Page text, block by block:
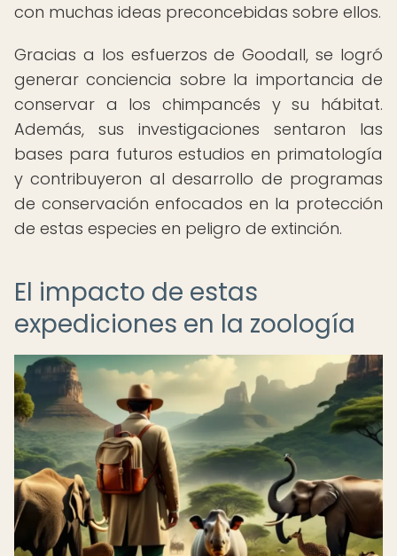
con muchas ideas preconcebidas sobre ellos.
Gracias a los esfuerzos de Goodall, se logró
generar conciencia sobre la importancia de
conservar a los chimpancés y su hábitat.
Además, sus investigaciones sentaron las
bases para futuros estudios en primatología
y contribuyeron al desarrollo de programas
de conservación enfocados en la protección
de estas especies en peligro de extinción.
El impacto de estas
expediciones en la zoología